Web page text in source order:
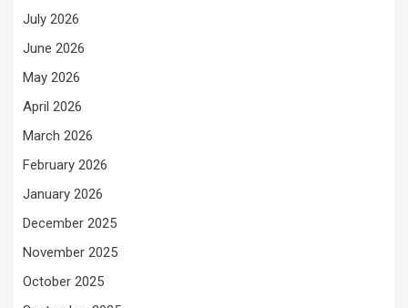
July 2026
June 2026
May 2026
April 2026
March 2026
February 2026
January 2026
December 2025
November 2025
October 2025